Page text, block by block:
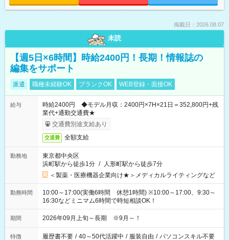
掲載日：2026.08.07
未読
【週5日×6時間】時給2400円！長期！情報誌の
編集をサポート
派遣 職種未経験OK ブランクOK WEB登録・面接OK
給与
時給2400円 ◆モデル月収：2400円×7H×21日＝352,800円+残
業代+通勤交通費★
交通費別途支給あり
交通費 全額支給
勤務地
東京都中央区
浜町駅から徒歩1分 / 人形町駅から徒歩7分
＜製薬・医療機器企業向け★＞メディカルライティングなど
勤務時間
10:00～17:00(実働6時間 休憩1時間) ※10:00～17:00、9:30～
16:30などミニマム6時間で時短相談OK！
期間 2026年09月上旬～長期 ※9月～！
特徴 履歴書不要 / 40～50代活躍中 / 服装自由 / パソコンスキル不要